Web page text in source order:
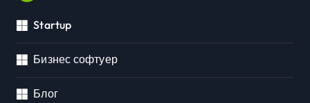
Startup
Бизнес софтуер
Блог